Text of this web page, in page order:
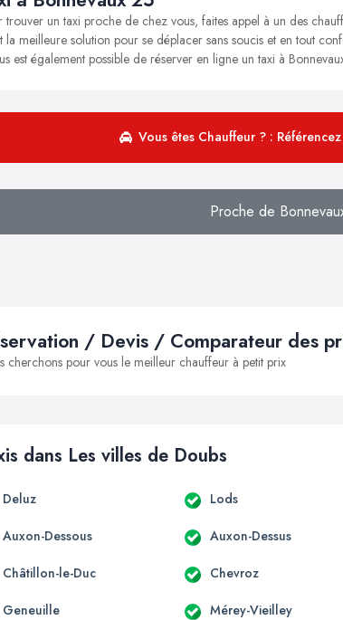
trouver un taxi proche de chez vous, faites appel à un des
la meilleure solution pour se déplacer sans soucis et en tout
est également possible de réserver en ligne un taxi à
Vous êtes Chauffeur ? :
Proche de
/ Devis / Comparateur des
cherchons pour vous le meilleur chauffeur à petit prix
dans Les villes de Doubs
Deluz Lods
Auxon-Dessous Auxon-Dessus
Châtillon-le-Duc Chevroz
Geneuille Mérey-Vieilley